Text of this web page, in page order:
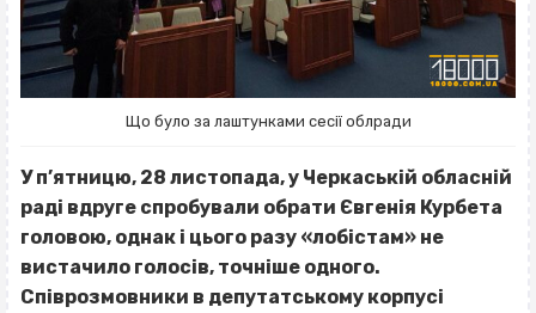
Що було за лаштунками сесії облради
У п’ятницю, 28 листопада, у Черкаській обласній
раді вдруге спробували обрати Євгенія Курбета
головою, однак і цього разу «лобістам» не
вистачило голосів, точніше одного.
Співрозмовники в депутатському корпусі